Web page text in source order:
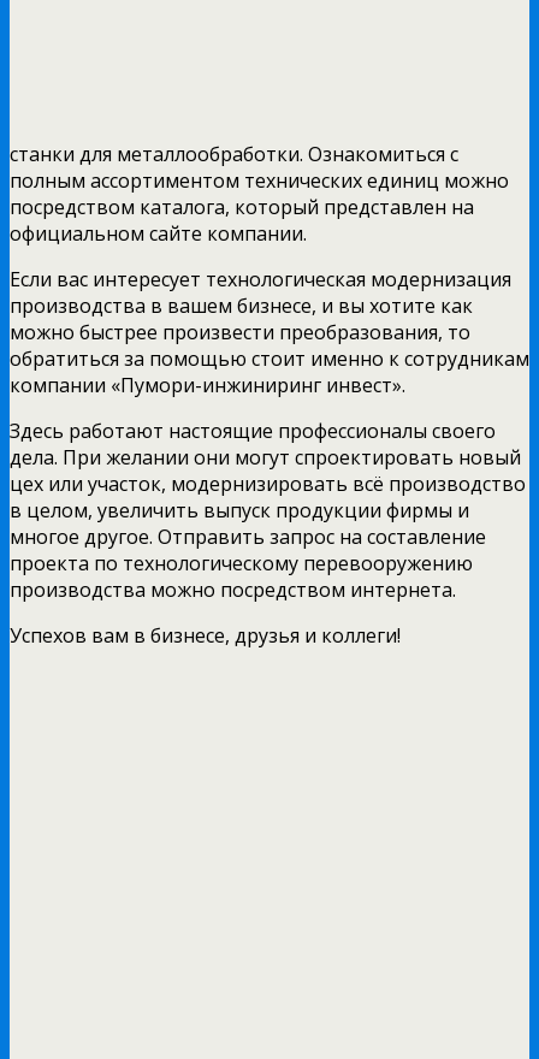
станки для металлообработки. Ознакомиться с
полным ассортиментом технических единиц можно
посредством каталога, который представлен на
официальном сайте компании.
Если вас интересует технологическая модернизация
производства в вашем бизнесе, и вы хотите как
можно быстрее произвести преобразования, то
обратиться за помощью стоит именно к сотрудникам
компании «Пумори-инжиниринг инвест».
Здесь работают настоящие профессионалы своего
дела. При желании они могут спроектировать новый
цех или участок, модернизировать всё производство
в целом, увеличить выпуск продукции фирмы и
многое другое. Отправить запрос на составление
проекта по технологическому перевооружению
производства можно посредством интернета.
Успехов вам в бизнесе, друзья и коллеги!